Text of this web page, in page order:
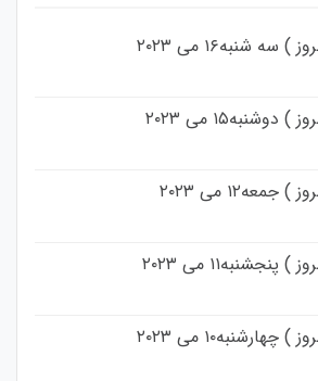
شنبه۱۶ می ۲۰۲۳
می ۲۰۲۳
می ۲۰۲۳
می ۲۰۲۳
می ۲۰۲۳